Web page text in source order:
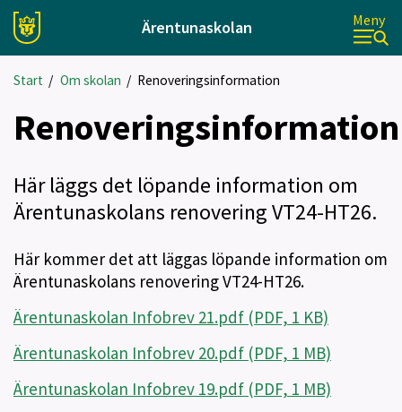
Ärentunaskolan Meny
Start / Om skolan / Renoveringsinformation
Renoveringsinformation
Här läggs det löpande information om
Ärentunaskolans renovering VT24-HT26.
Här kommer det att läggas löpande information om
Ärentunaskolans renovering VT24-HT26.
Ärentunaskolan Infobrev 21.pdf (PDF, 1 KB)
Ärentunaskolan Infobrev 20.pdf (PDF, 1 MB)
Ärentunaskolan Infobrev 19.pdf (PDF, 1 MB)